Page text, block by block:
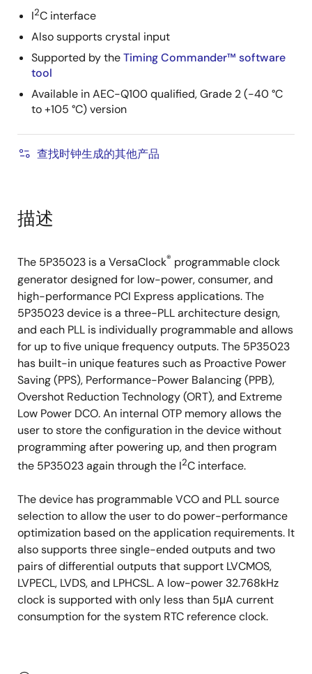
I2C interface
Also supports crystal input
Supported by theTiming Commander™ software
tool
Available in AEC-Q100 qualified, Grade 2 (-40 °C
to +105 °C) version
查找时钟生成的其他产品
描述
The 5P35023 is a VersaClock® programmable clock
generator designed for low-power, consumer, and
high-performance PCI Express applications. The
5P35023 device is a three-PLL architecture design,
and each PLL is individually programmable and allows
for up to five unique frequency outputs. The 5P35023
has built-in unique features such as Proactive Power
Saving (PPS), Performance-Power Balancing (PPB),
Overshot Reduction Technology (ORT), and Extreme
Low Power DCO. An internal OTP memory allows the
user to store the configuration in the device without
programming after powering up, and then program
the 5P35023 again through the I2C interface.
The device has programmable VCO and PLL source
selection to allow the user to do power-performance
optimization based on the application requirements. It
also supports three single-ended outputs and two
pairs of differential outputs that support LVCMOS,
LVPECL, LVDS, and LPHCSL. A low-power 32.768kHz
clock is supported with only less than 5μA current
consumption for the system RTC reference clock.